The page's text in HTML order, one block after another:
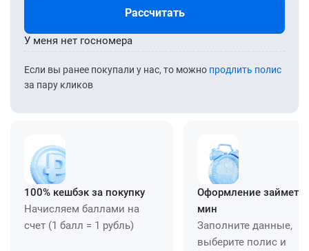
Рассчитать
Если вы ранее покупали у нас, то можно продлить полис
за пару кликов
У меня нет госномера
100% кешбэк за покупку
Начисляем баллами на
счет (1 балл = 1 рубль)
Оформление займет
мин
Заполните данные,
выберите полис и